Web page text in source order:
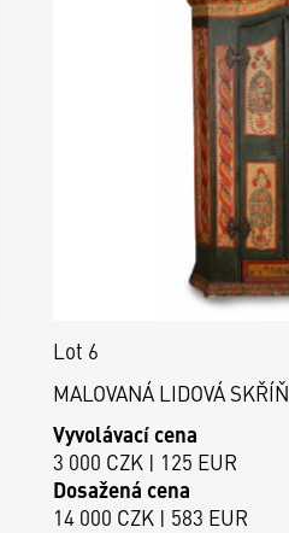
Lot 6
MALOVANÁ LIDOVÁ SKŘÍŇ
Vyvolávací cena
3 000 CZK | 125 EUR
Dosažená cena
14 000 CZK | 583 EUR